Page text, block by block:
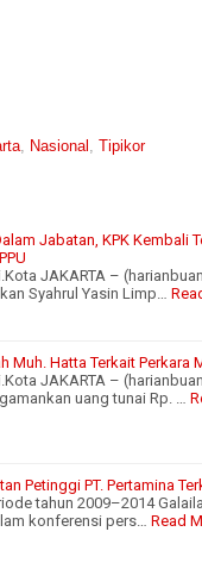
, Nasional , Tipikor
Jabatan, KPK Kembali
JAKARTA –
Syahrul Yasin Limp…
Muh. Hatta Terkait Perkara
JAKARTA –
uang tunai Rp. …
Petinggi PT. Pertamina
tahun 2009–2014
konferensi pers… Read